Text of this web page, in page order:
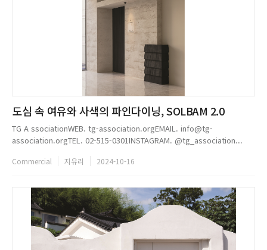
도심 속 여유와 사색의 파인다이닝, SOLBAM 2.0
TG A ssociationWEB. tg-association.orgEMAIL. info@tg-
association.orgTEL. 02-515-0301INSTAGRAM. @tg_association...
Commercial 지유리 2024-10-16